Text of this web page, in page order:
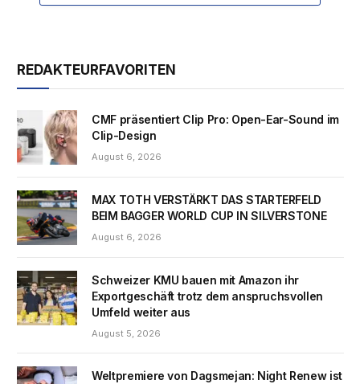
REDAKTEURFAVORITEN
CMF präsentiert Clip Pro: Open-Ear-Sound im
Clip-Design
August 6, 2026
MAX TOTH VERSTÄRKT DAS STARTERFELD
BEIM BAGGER WORLD CUP IN SILVERSTONE
August 6, 2026
Schweizer KMU bauen mit Amazon ihr
Exportgeschäft trotz dem anspruchsvollen
Umfeld weiter aus
August 5, 2026
Weltpremiere von Dagsmejan: Night Renew ist